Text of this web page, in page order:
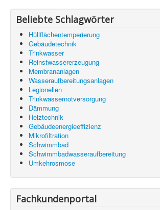
Beliebte Schlagwörter
Hüllflächentemperierung
Gebäudetechnik
Trinkwasser
Reinstwassererzeugung
Membrananlagen
Wasseraufbereitungsanlagen
Legionellen
Trinkwassernotversorgung
Dämmung
Heiztechnik
Gebäudeenergieeffizienz
Mikrofiltration
Schwimmbad
Schwimmbadwasseraufbereitung
Umkehrosmose
Fachkundenportal